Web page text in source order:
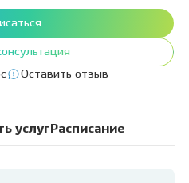
Оставить отзыв
услуг Расписание